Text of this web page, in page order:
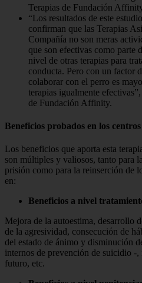
Terapias de Fundación
“Los resultados de este
confirman que las Terapias
Compañía no son meras
que son efectivas como parte
nivel de otras terapias para
conducta. Pero con un factor
colaborar con el perro es
terapias igualmente
de Fundación Affinity.
Beneficios probados en los
Los beneficios que aporta esta
son múltiples y valiosos, tanto para
prisión como para la reinserción de
en:
Beneficios a nivel
Mejora de la autoestima, desarrollo
de la agresividad, consecución de
del estado de ánimo y disminución
internos de prevención de suicidio -,
futuro, etc.